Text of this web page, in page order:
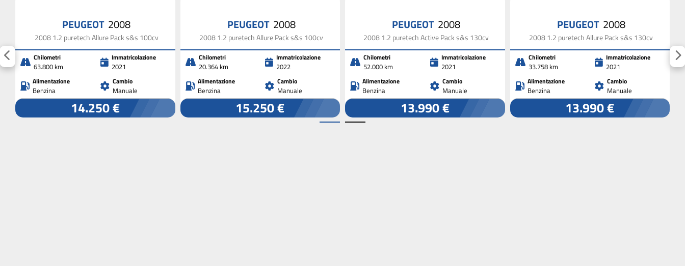
PEUGEOT 2008
2008 1.2 puretech Allure Pack s&s 100cv
Chilometri
63.800 km
Immatricolazione
2021
Alimentazione
Benzina
Cambio
Manuale
14.250 €
PEUGEOT 2008
2008 1.2 puretech Allure Pack s&s 100cv
Chilometri
20.364 km
Immatricolazione
2022
Alimentazione
Benzina
Cambio
Manuale
15.250 €
PEUGEOT 2008
2008 1.2 puretech Active Pack s&s 130cv
Chilometri
52.000 km
Immatricolazione
2021
Alimentazione
Benzina
Cambio
Manuale
13.990 €
PEUGEOT 2008
2008 1.2 puretech Allure Pack s&s 130cv
Chilometri
33.758 km
Immatricolazione
2021
Alimentazione
Benzina
Cambio
Manuale
13.990 €